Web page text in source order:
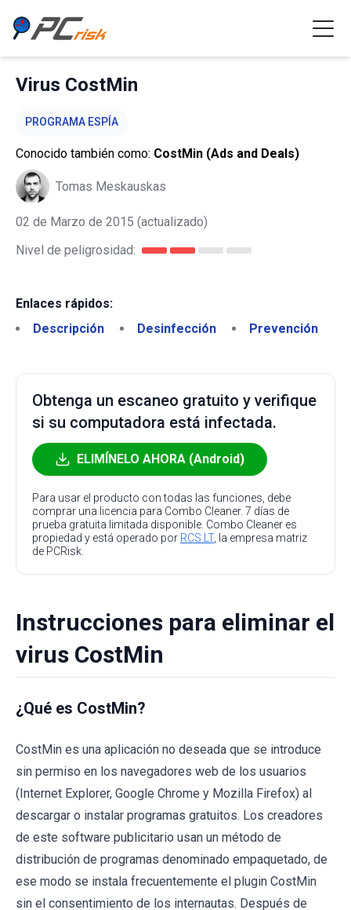
Virus CostMin
PROGRAMA ESPÍA
Conocido también como: CostMin (Ads and Deals)
Tomas Meskauskas
02 de Marzo de 2015 (actualizado)
Nivel de peligrosidad:
Enlaces rápidos:
Descripción
Desinfección Prevención
Obtenga un escaneo gratuito y verifique
si su computadora está infectada.
ELIMÍNELO AHORA (Android)
Para usar el producto con todas las funciones, debe
comprar una licencia para Combo Cleaner. 7 días de
prueba gratuita limitada disponible. Combo Cleaner es
propiedad y está operado por RCS LT, la empresa matriz
de PCRisk.
Instrucciones para eliminar el
virus CostMin
¿Qué es CostMin?
CostMin es una aplicación no deseada que se introduce
sin permiso en los navegadores web de los usuarios
(Internet Explorer, Google Chrome y Mozilla Firefox) al
descargar o instalar programas gratuitos. Los creadores
de este software publicitario usan un método de
distribución de programas denominado empaquetado, de
ese modo se instala frecuentemente el plugin CostMin
sin el consentimiento de los internautas. Después de